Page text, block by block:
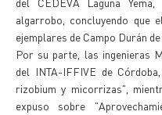
algarrobo, concluyendo que
ejemplares de Campo Durán
Por su parte, las ingenieras
del INTA-IFFIVE de
rizobium y micorrizas",
expuso sobre